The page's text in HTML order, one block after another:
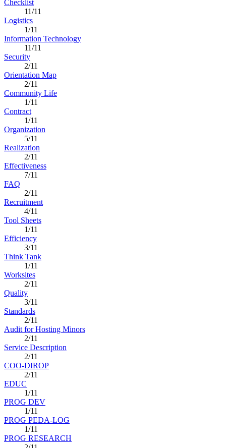
Checklist
11/11
Logistics
1/11
Information Technology
11/11
Security
2/11
Orientation Map
2/11
Community Life
1/11
Contract
1/11
Organization
5/11
Realization
2/11
Effectiveness
7/11
FAQ
2/11
Recruitment
4/11
Tool Sheets
1/11
Efficiency
3/11
Think Tank
1/11
Worksites
2/11
Quality
3/11
Standards
2/11
Audit for Hosting Minors
2/11
Service Description
2/11
COO-DIROP
2/11
EDUC
1/11
PROG DEV
1/11
PROG PEDA-LOG
1/11
PROG RESEARCH